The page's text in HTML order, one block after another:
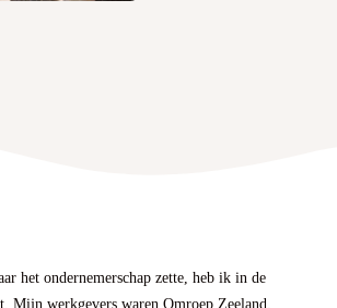
het ondernemerschap zette, heb ik in de
Mijn werkgevers waren Omroep Zeeland,